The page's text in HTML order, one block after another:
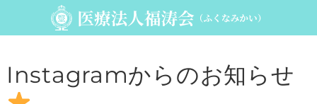
Instagramからのお知らせ